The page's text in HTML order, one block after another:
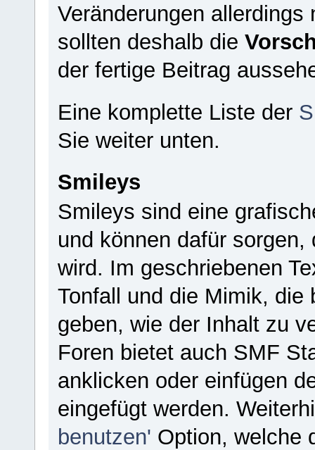
Veränderungen
sollten deshalb die
der fertige Beitrag
Eine komplette Liste der
Sie weiter unten.
Smileys
Smileys sind eine
und können dafür
wird. Im geschriebenen
Tonfall und die Mimik, die
geben, wie der Inhalt zu
Foren bietet auch SMF
anklicken oder einfügen
eingefügt werden.
benutzen' Option, welche